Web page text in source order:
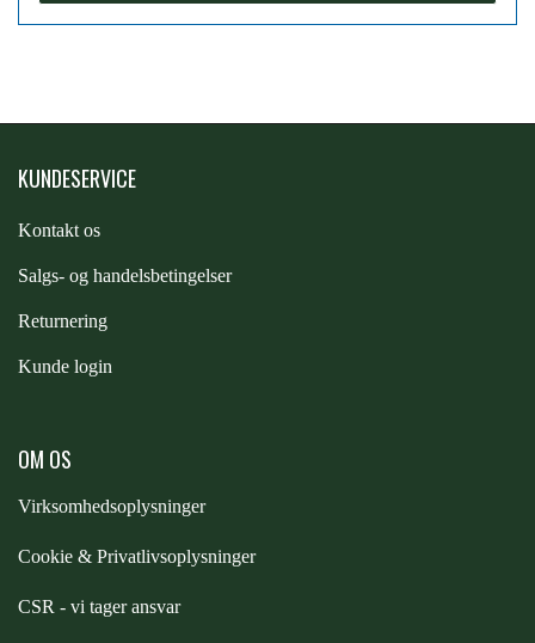
STAR TACK
TIMER GPS
WALDHAUSEN
KUNDESERVICE
Kontakt os
Salgs- og handelsbetingelser
Returnering
Kunde login
OM OS
Virksomhedsoplysninger
Cookie & Privatlivsoplysninger
CSR - vi tager ansvar